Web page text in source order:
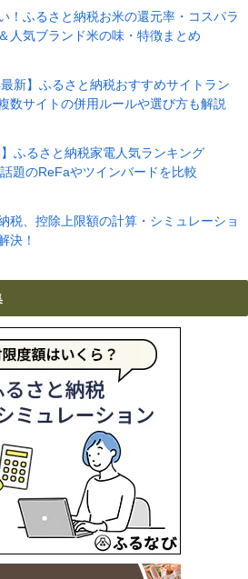
！ふるさと納税お米の還元率・コスパラ
人気ブランド米の味・特徴まとめ
最新】ふるさと納税おすすめサイトラン
数サイトの併用ルールや選び方も解説
】ふるさと納税家電人気ランキング
題のReFaやツインバードを比較
税、控除上限額の計算・シミュレーショ
決！